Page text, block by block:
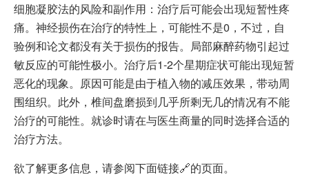
细胞凝胶法的风险和副作用：治疗后可能会出现短暂性疼
痛。神经损伤在治疗的特性上，可能性不是0，不过，自
验例和论文都没有关于损伤的报告。局部麻醉药物引起过
敏反应的可能性极小。治疗后1-2个星期症状可能出现短暂
恶化的现象。原因可能是由于植入物的减压效果，带动周
围组织。此外，椎间盘磨损到几乎所剩无几的情况有不能
治疗的可能性。就诊时请在与医生商量的同时选择合适的
治疗方法。
欲了解更多信息，请参阅下面链接🔗的页面。